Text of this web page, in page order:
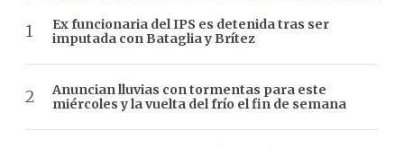
Ex funcionaria del IPS es detenida tras ser
imputada con Bataglia y Brítez
Anuncian lluvias con tormentas para este
miércoles y la vuelta del frío el fin de semana